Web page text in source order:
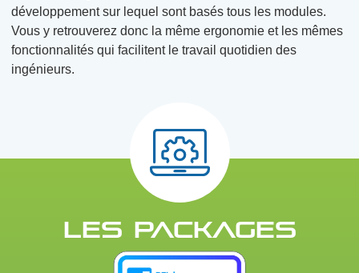
développement sur lequel sont basés tous les modules.
Vous y retrouverez donc la même ergonomie et les mêmes
fonctionnalités qui facilitent le travail quotidien des
ingénieurs.
LES PACKAGES